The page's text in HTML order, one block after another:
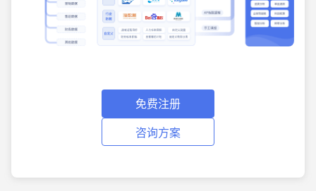
免费注册
咨询方案